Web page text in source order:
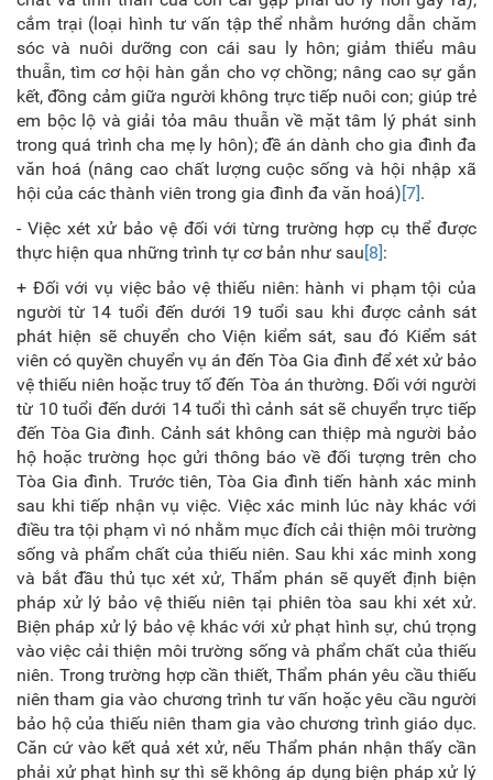
cắm trại (loại hình tư vấn tập thể nhằm hướng dẫn chăm
sóc và nuôi dưỡng con cái sau ly hôn; giảm thiểu mâu
thuẫn, tìm cơ hội hàn gắn cho vợ chồng; nâng cao sự gắn
kết, đồng cảm giữa người không trực tiếp nuôi con; giúp trẻ
em bộc lộ và giải tỏa mâu thuẫn về mặt tâm lý phát sinh
trong quá trình cha mẹ ly hôn); đề án dành cho gia đình đa
văn hoá (nâng cao chất lượng cuộc sống và hội nhập xã
hội của các thành viên trong gia đình đa văn hoá)[7].
- Việc xét xử bảo vệ đối với từng trường hợp cụ thể được
thực hiện qua những trình tự cơ bản như sau[8]:
+ Đối với vụ việc bảo vệ thiếu niên: hành vi phạm tội của
người từ 14 tuổi đến dưới 19 tuổi sau khi được cảnh sát
phát hiện sẽ chuyển cho Viện kiểm sát, sau đó Kiểm sát
viên có quyền chuyển vụ án đến Tòa Gia đình để xét xử bảo
vệ thiếu niên hoặc truy tố đến Tòa án thường. Đối với người
từ 10 tuổi đến dưới 14 tuổi thì cảnh sát sẽ chuyển trực tiếp
đến Tòa Gia đình. Cảnh sát không can thiệp mà người bảo
hộ hoặc trường học gửi thông báo về đối tượng trên cho
Tòa Gia đình. Trước tiên, Tòa Gia đình tiến hành xác minh
sau khi tiếp nhận vụ việc. Việc xác minh lúc này khác với
điều tra tội phạm vì nó nhằm mục đích cải thiện môi trường
sống và phẩm chất của thiếu niên. Sau khi xác minh xong
và bắt đầu thủ tục xét xử, Thẩm phán sẽ quyết định biện
pháp xử lý bảo vệ thiếu niên tại phiên tòa sau khi xét xử.
Biện pháp xử lý bảo vệ khác với xử phạt hình sự, chú trọng
vào việc cải thiện môi trường sống và phẩm chất của thiếu
niên. Trong trường hợp cần thiết, Thẩm phán yêu cầu thiếu
niên tham gia vào chương trình tư vấn hoặc yêu cầu người
bảo hộ của thiếu niên tham gia vào chương trình giáo dục.
Căn cứ vào kết quả xét xử, nếu Thẩm phán nhận thấy cần
phải xử phạt hình sự thì sẽ không áp dụng biện pháp xử lý